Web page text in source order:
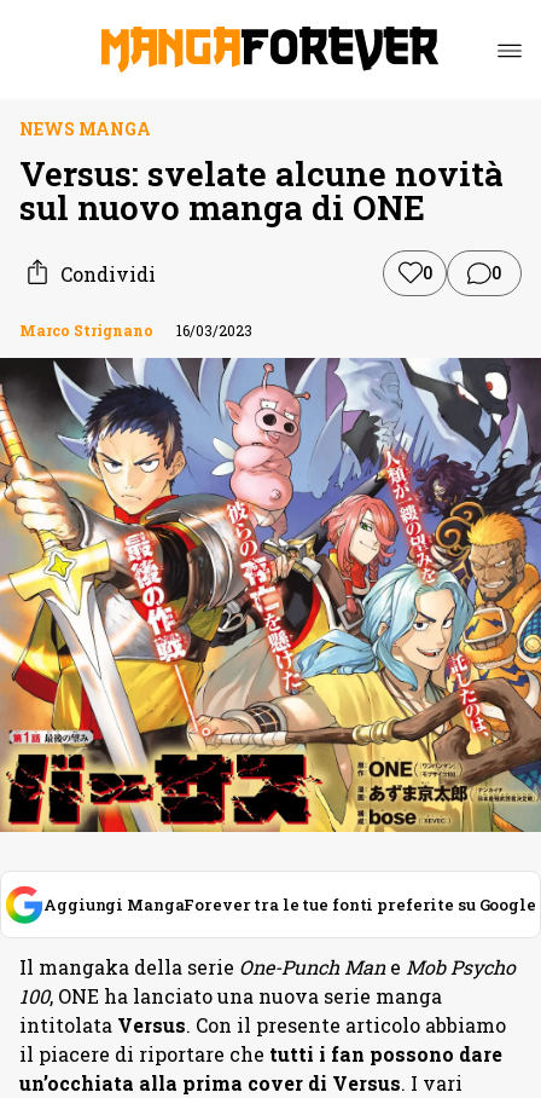
NEWS MANGA
Versus: svelate alcune novità
sul nuovo manga di ONE
Condividi 0 0
Marco Strignano 16/03/2023
Aggiungi MangaForever tra le tue fonti preferite su Google
Il mangaka della serie One-Punch Mane Mob Psycho
100, ONE ha lanciato una nuova serie manga
intitolata Versus. Con il presente articolo abbiamo
il piacere di riportare che tutti i fan possono dare
un’occhiata alla prima cover di Versus. I vari